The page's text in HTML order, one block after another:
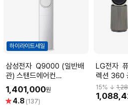
하이라이트세일
삼성전자 Q9000 (일반배
관) 스탠드에어컨
AF60F17D11BS (냉방
56.9㎡) 실외기포함 [전국
기본설치비 포함]
1,401,000원
별 4.8 (137)
LG전자 퓨리케어 오브제컬
렉션 360
휠 포함
15% ↓